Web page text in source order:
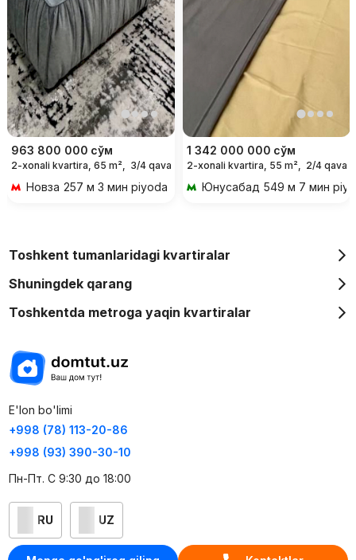
963 800 000 сўм
2-xonali kvartira, 65 m², 3/4 qavat
Новза 257 м 3 мин piyoda
1 342 000 000 сўм
2-xonali kvartira, 55 m², 2/4 qavat
Юнусабад 549 м 7 мин
Toshkent tumanlaridagi kvartiralar
Shuningdek qarang
Toshkentda metroga yaqin kvartiralar
E'lon bo'limi
+998 (78) 113-20-86
+998 (93) 390-30-10
Пн-Пт. С 9:30 до 18:00
RU UZ